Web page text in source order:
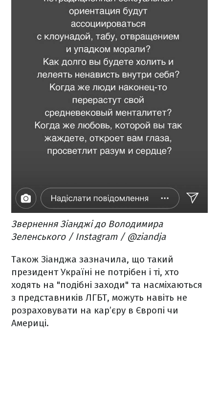
Звернення Зіанджі до Володимира
Зеленського / Instagram / @ziandja
Також Зіанджа зазначила, що такий
президент Україні не потрібен і ті, хто
ходять на "подібні заходи" та насміхаються
з представників ЛГБТ, можуть навіть не
розраховувати на кар’єру в Європі чи
Америці.